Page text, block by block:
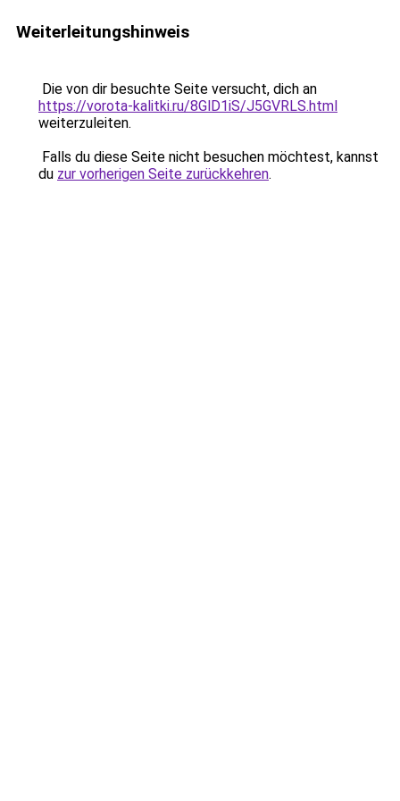
Weiterleitungshinweis
Die von dir besuchte Seite versucht, dich an
https://vorota-kalitki.ru/8GlD1iS/J5GVRLS.html
weiterzuleiten.
Falls du diese Seite nicht besuchen möchtest, kannst
du zur vorherigen Seite zurückkehren.